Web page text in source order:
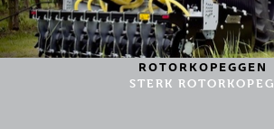
ROTORKOPEGGEN
STERK ROTORKOPEG